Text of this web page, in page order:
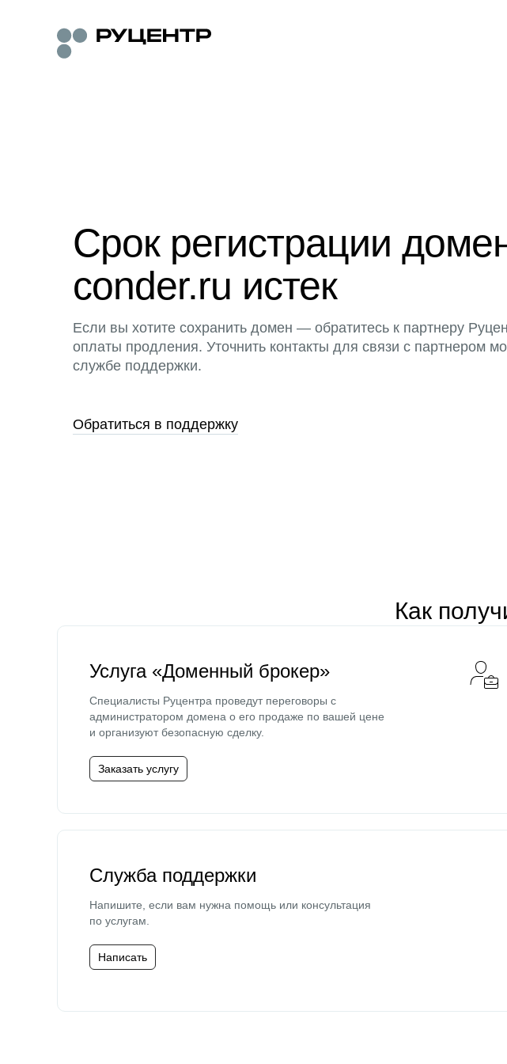
Срок регистрации
conder.ru истек
Если вы хотите сохранить домен — обратитесь к партнеру
оплаты продления. Уточнить контакты для связи с партнером
службе поддержки.
Обратиться в поддержку
Как
Услуга «Доменный брокер»
Специалисты Руцентра проведут переговоры с
администратором домена о его продаже по вашей цене
и организуют безопасную сделку.
Заказать услугу
Служба поддержки
Напишите, если вам нужна помощь или консультация
по услугам.
Написать